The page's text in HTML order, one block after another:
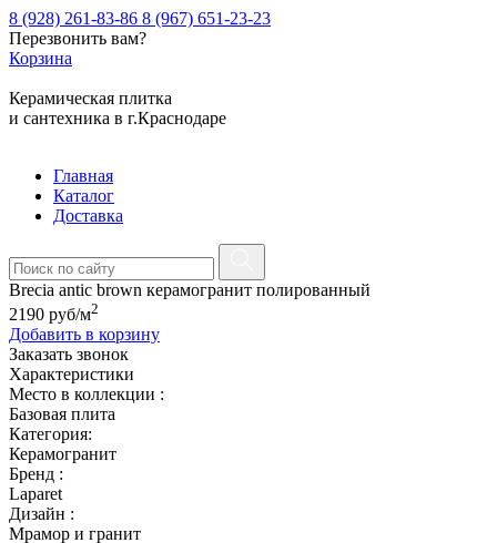
8 (928) 261-83-86 8 (967) 651-23-23
Перезвонить вам?
Корзина
Керамическая плитка
и сантехника в г.Краснодаре
Главная
Каталог
Доставка
Brecia antic brown керамогранит полированный
2190 руб/м2
Добавить в корзину
Заказать звонок
Характеристики
Место в коллекции :
Базовая плита
Категория:
Керамогранит
Бренд :
Laparet
Дизайн :
Мрамор и гранит